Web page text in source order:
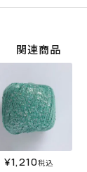
関連商品
¥1,210税込